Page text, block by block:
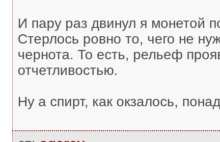
И пару раз двинул я монетой
Стерлось ровно то, чего не
чернота. То есть, рельеф
отчетливостью.
Ну а спирт, как окзалось,